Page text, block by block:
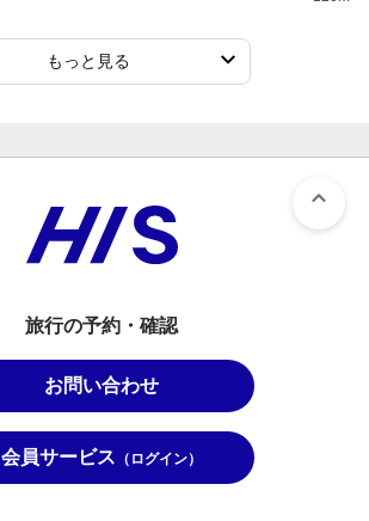
もっと見る
旅行の予約・確認
お問い合わせ
会員サービス （ログイン）